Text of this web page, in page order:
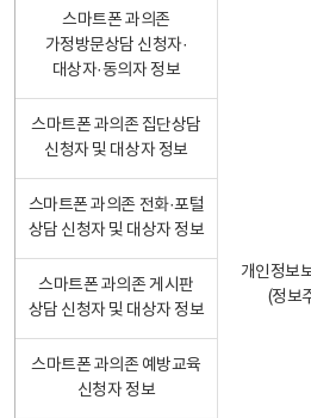
개인정보
(정보
스마트폰 과의존
가정방문상담 신청자·
대상자·동의자 정보
스마트폰 과의존 집단상담
신청자 및 대상자 정보
스마트폰 과의존 전화·포털
상담 신청자 및 대상자 정보
스마트폰 과의존 게시판
상담 신청자 및 대상자 정보
스마트폰 과의존 예방교육
신청자 정보